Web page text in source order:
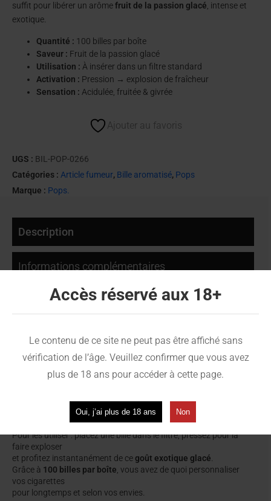
suffit pour libérer un arômefruit de la passion glacé , intense et
exotique.
Quantité : 100 billes par boîte
Saveur : Fruit de la passion glacé
Utilisation : À insérer dans un filtre standard
Activation : Pression → explosion de fraîcheur
Sensation : Acidulée, fruitée & givrée
Ajouter au favoris
UGS : BIL-POP-0266
Catégories : Article fumeur, Bille aromatisé, Pops
Marque : Pops.
Description
Informations complémentaires
Avis (0)
Pops Passion Glacé – Une fraîcheur
exotique et gourmande
parfum de fruit de la passion, frais et légèrement acidulé.
Une touche tropicale qui apporte du pep’s à chaque bouffée.
Pour les utiliser : placez une bille dans le filtre, pressez pour la
faire exploser
et profitez instantanément de ce goût exotique glacé
Grâce à 100 billes par boîte , vous avez de quoi personnaliser
vos cigarettes
pour longtemps et selon vos envies.
Accès réservé aux 18+
Le contenu de ce site ne peut pas être affiché sans
vérification de l’âge. Veuillez confirmer que vous avez
plus de 18 ans pour accéder à cette page.
Oui, j’ai plus de 18 ans Non